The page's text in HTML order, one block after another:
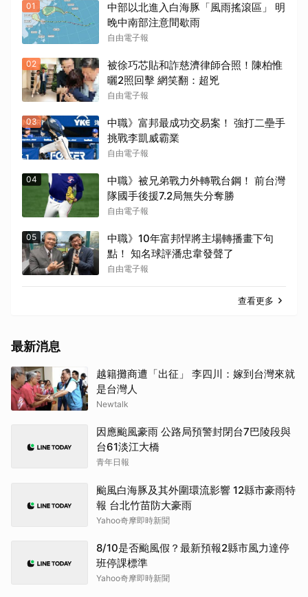
01
中部以北進入白海豚「風雨搖滾區」 明
晚中南部注意間歇雨
自由電子報
02
被徐巧芯貼和詐慈濟律師合照！陳柏惟
曬2照回擊 網笑翻：超兇
自由電子報
03
中職》富邦最成功交易案！ 強打二壘手
挑戰李凱威霸業
自由電子報
04
中職》被兄弟戰力外轉戰台鋼！ 前台灣
隊國手後援7.2局無失分奪勝
自由電子報
05
中職》10年富邦悍將主場轉播畫下句
點！ 知名球評潘忠韋發聲了
自由電子報
查看更多
最新消息
越籍攤商遭「出征」 李四川：嫁到台灣來就
是台灣人
Newtalk
因應颱風豪雨 公路局預警封閉台7巴陵段與
台61淡江大橋
青年日報
颱風白海豚及其外圍環流影響 12縣市豪雨特
報 台北竹苗防大豪雨
Yahoo奇摩即時新聞
8/10是否颱風假？最新預報2縣市風力達停
班停課標準
Yahoo奇摩即時新聞